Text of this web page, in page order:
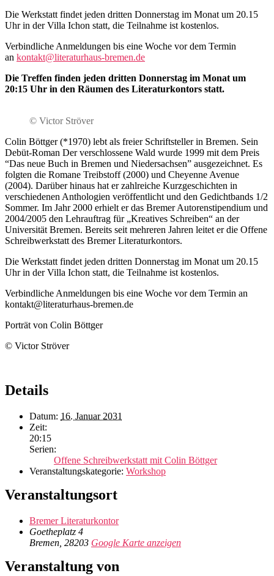
Die Werkstatt findet jeden dritten Donnerstag im Monat um 20.15
Uhr in der Villa Ichon statt, die Teilnahme ist kostenlos.
Verbindliche Anmeldungen bis eine Woche vor dem Termin
an kontakt@literaturhaus-bremen.de
Die Treffen finden jeden dritten Donnerstag im Monat um
20:15 Uhr in den Räumen des Literaturkontors statt.
© Victor Ströver
Colin Böttger (*1970) lebt als freier Schriftsteller in Bremen. Sein
Debüt-Roman Der verschlossene Wald wurde 1999 mit dem Preis
“Das neue Buch in Bremen und Niedersachsen” ausgezeichnet. Es
folgten die Romane Treibstoff (2000) und Cheyenne Avenue
(2004). Darüber hinaus hat er zahlreiche Kurzgeschichten in
verschiedenen Anthologien veröffentlicht und den Gedichtbands 1/2
Sommer. Im Jahr 2000 erhielt er das Bremer Autorenstipendium und
2004/2005 den Lehrauftrag für „Kreatives Schreiben“ an der
Universität Bremen. Bereits seit mehreren Jahren leitet er die Offene
Schreibwerkstatt des Bremer Literaturkontors.
Die Werkstatt findet jeden dritten Donnerstag im Monat um 20.15
Uhr in der Villa Ichon statt, die Teilnahme ist kostenlos.
Verbindliche Anmeldungen bis eine Woche vor dem Termin an
kontakt@literaturhaus-bremen.de
Porträt von Colin Böttger
© Victor Ströver
Details
Datum: 16. Januar 2031
Zeit:
20:15
Serien:
Offene Schreibwerkstatt mit Colin Böttger
Veranstaltungskategorie: Workshop
Veranstaltungsort
Bremer Literaturkontor
Goetheplatz 4
Bremen 28203 Google Karte anzeigen
Veranstaltung von